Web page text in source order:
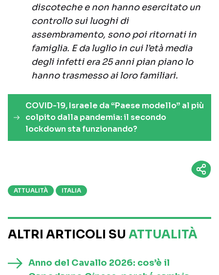
discoteche e non hanno esercitato un
controllo sui luoghi di
assembramento, sono poi ritornati in
famiglia. E da luglio in cui l’età media
degli infetti era 25 anni pian piano lo
hanno trasmesso ai loro familiari.
COVID-19, Israele da “Paese modello” al più
colpito dalla pandemia: il secondo
lockdown sta funzionando?
ATTUALITÀ ITALIA
ALTRI ARTICOLI SU ATTUALITÀ
Anno del Cavallo 2026: cos’è il